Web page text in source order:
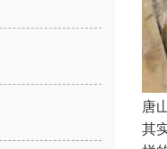
唐
其